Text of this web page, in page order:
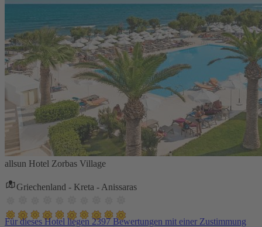
allsun Hotel Zorbas Village
Griechenland - Kreta - Anissaras
Für dieses Hotel liegen 2397 Bewertungen mit einer Zustimmung